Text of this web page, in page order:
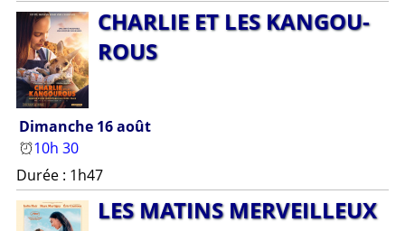
C­HAR­LIE ET LES KAN­GOU­
ROUS
Dimanche 16 août
10h 30
Durée : 1h47
LES MA­TIN­S MER­VEIL­LEUX